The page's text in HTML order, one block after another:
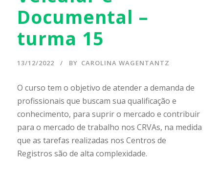
Documental –
turma 15
13/12/2022 BY CAROLINA WAGENTANTZ
O curso tem o objetivo de atender a demanda de
profissionais que buscam sua qualificação e
conhecimento, para suprir o mercado e contribuir
para o mercado de trabalho nos CRVAs, na medida
que as tarefas realizadas nos Centros de
Registros são de alta complexidade.